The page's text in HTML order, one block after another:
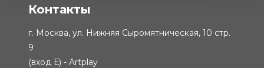
Контакты
г. Москва, ул. Нижняя Сыромятническая, 10 стр.
9
(вход Е) - Artplay